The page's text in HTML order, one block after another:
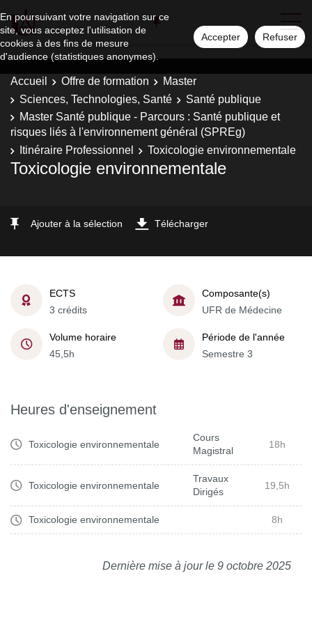
En poursuivant votre navigation sur ce
site, vous acceptez l'utilisation de
cookies à des fins de mesure
d'audience (statistiques anonymes).
Accepter Refuser
Accueil Offre de formation
Master
Sciences, Technologies, Santé
Santé publique
Master Santé publique - Parcours : Santé publique et
risques liés à l'environnement général (SPREg)
Itinéraire Professionnel
Toxicologie environnementale
Toxicologie environnementale
Ajouter à la sélection Télécharger
ECTS
3 crédits
Composante(s)
UFR de Médecine
Volume horaire
45,5h
Période de l'année
Semestre 3
Heures d'enseignement
Toxicologie environnementale
Cours
Magistral
18h
Toxicologie environnementale
Travaux
Dirigés
19,5h
Toxicologie environnementale 8h
Dernière mise à jour le 9 octobre 2025